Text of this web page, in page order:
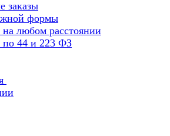
заказы
формы
на любом расстоянии
по 44 и 223 ФЗ